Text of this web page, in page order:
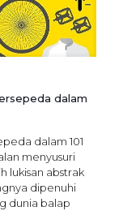
dalam
dalam 101
menyusuri
lukisan abstrak
dipenuhi
dunia balap